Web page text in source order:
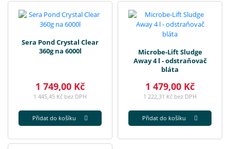
Sera Pond Crystal Clear
360g na 6000l
1 749,00 Kč
1 445,45 Kč bez DPH
Přidat do košíku
Microbe-Lift Sludge
Away 4 l - odstraňovač
bláta
1 479,00 Kč
1 222,31 Kč bez DPH
Přidat do košíku